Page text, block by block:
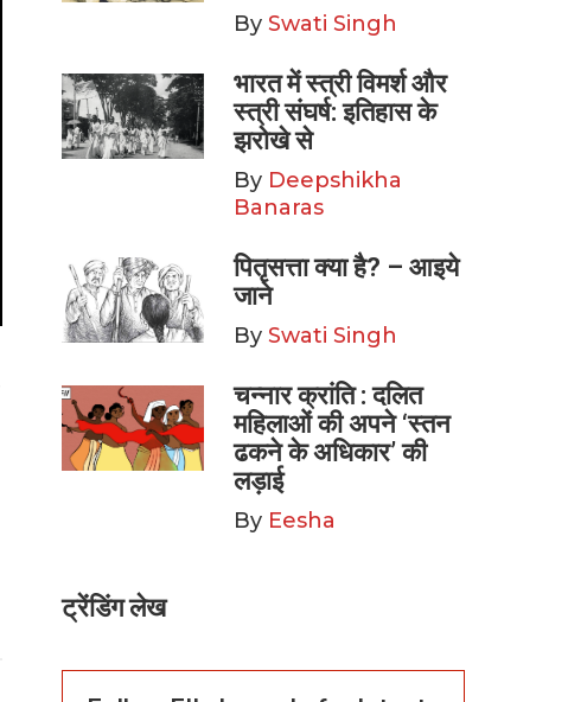
By Swati Singh
भारत में स्त्री विमर्श और
स्त्री संघर्ष: इतिहास के
झरोखे से
By Deepshikha
Banaras
पितृसत्ता क्या है? – आइये
जाने
By Swati Singh
चन्नार क्रांति : दलित
महिलाओं की अपने ‘स्तन
ढकने के अधिकार’ की
लड़ाई
By Eesha
ट्रेंडिंग लेख